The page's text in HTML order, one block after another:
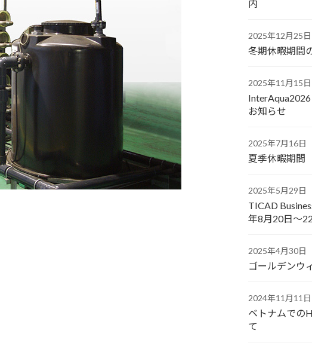
内
2025年12月25日
冬期休暇期間
2025年11月15日
お知らせ
2025年7月16日
夏季休暇期間
2025年5月29日
TICAD
年8月20日～
2025年4月30日
ゴールデンウ
2024年11月11日
ベトナムでの
て